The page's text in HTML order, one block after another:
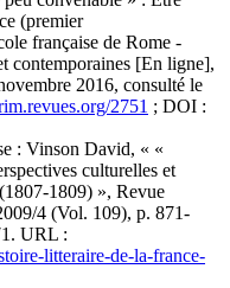
(premier
française de Rome -
contemporaines [En ligne],
2016, consulté le
2751 ; DOI :
: Vinson David, « «
culturelles et
1809) », Revue
4 (Vol. 109), p. 871-
URL :
litteraire-de-la-france-